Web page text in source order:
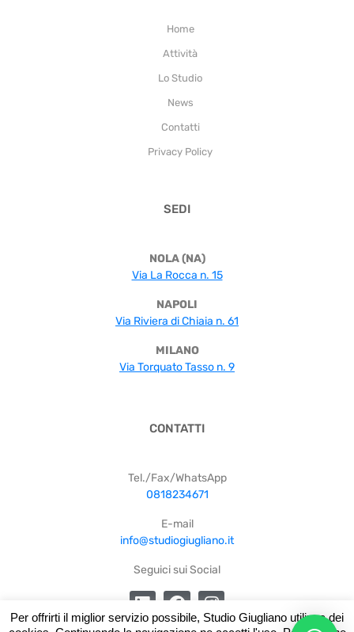
Home
Attività
Lo Studio
News
Contatti
Privacy Policy
SEDI
NOLA (NA)
Via La Rocca n. 15
NAPOLI
Via Riviera di Chiaia n. 61
MILANO
Via Torquato Tasso n. 9
CONTATTI
Tel./Fax/WhatsApp
0818234671
E-mail
info@studiogiugliano.it
Seguici sui Social
Per offrirti il miglior servizio possibile, Studio Giugliano utilizza dei